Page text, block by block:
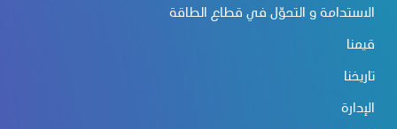
الاستدامة و التحوّل في قطاع الطاقة
قيمنا
تاريخنا
الإدارة